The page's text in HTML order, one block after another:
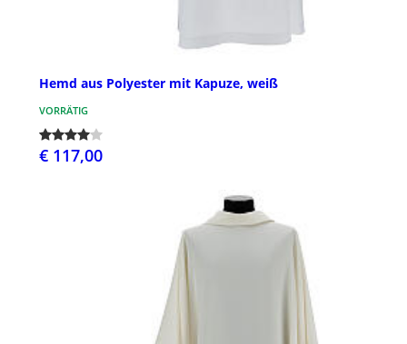
Hemd aus Polyester mit Kapuze, weiß
VORRÄTIG
€ 117,00